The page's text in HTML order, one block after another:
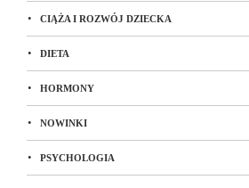
CIĄŻA I ROZWÓJ DZIECKA
DIETA
HORMONY
NOWINKI
PSYCHOLOGIA